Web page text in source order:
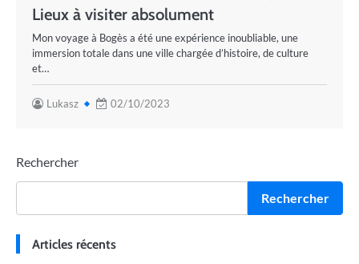
Lieux à visiter absolument
Mon voyage à Bogès a été une expérience inoubliable, une
immersion totale dans une ville chargée d’histoire, de culture
et…
Lukasz 02/10/2023
Rechercher
Rechercher
Articles récents